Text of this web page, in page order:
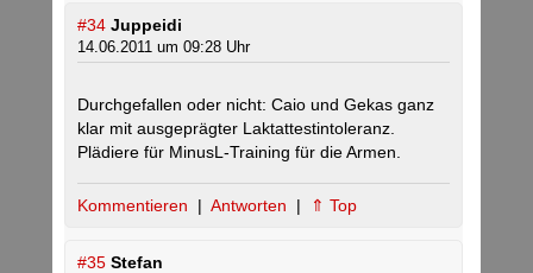
#34 Juppeidi
14.06.2011 um 09:28 Uhr
Durchgefallen oder nicht: Caio und Gekas ganz
klar mit ausgeprägter Laktattestintoleranz.
Plädiere für MinusL-Training für die Armen.
Kommentieren | Antworten | ⇑ Top
#35 Stefan